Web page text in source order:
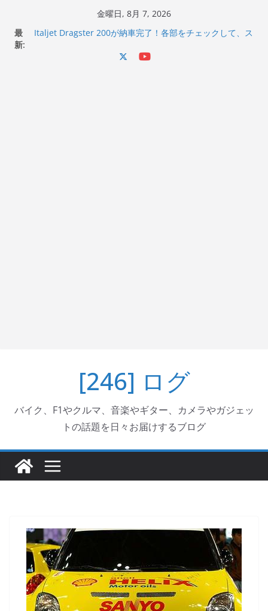
金曜日, 8月 7, 2026
最
新:
Italjet Dragster 200が納車完了！各部をチェックして、ス
[246] ログ
バイク、F1やクルマ、音楽やギター、カメラやガジェッ
トの話題を日々お届けするブログ